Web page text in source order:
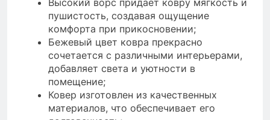
пушистость, создавая ощущение
комфорта при прикосновении;
Бежевый цвет ковра прекрасно
сочетается с различными интерьерами,
добавляет света и уютности в
помещение;
Ковер изготовлен из качественных
материалов, что обеспечивает его